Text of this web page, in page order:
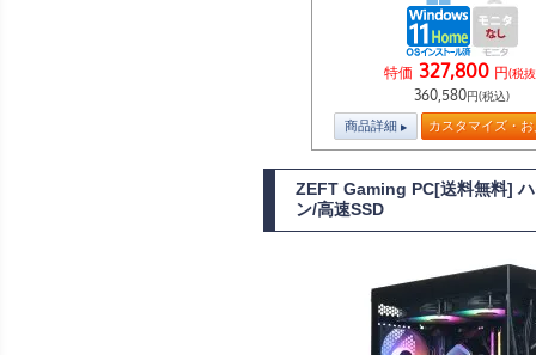
特価 327,800 円(税
360,580円(税込)
商品詳細 カスタマイズ・
ZEFT Gaming PC[送料無料]
ン/高速SSD